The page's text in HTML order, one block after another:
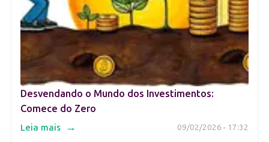
Desvendando o Mundo dos Investimentos:
Comece do Zero
09/02/2026 - 17:32
Leia mais →